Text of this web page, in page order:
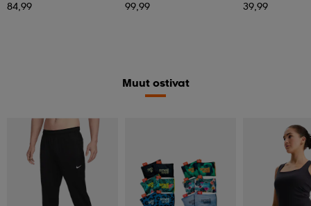
84,99 99,99 39,99
Muut ostivat